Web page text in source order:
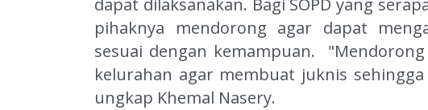
dapat dilaksanakan. Bagi SOPD yang
pihaknya mendorong agar dapat
sesuai dengan kemampuan.
kelurahan agar membuat juknis
ungkap Khemal Nasery.